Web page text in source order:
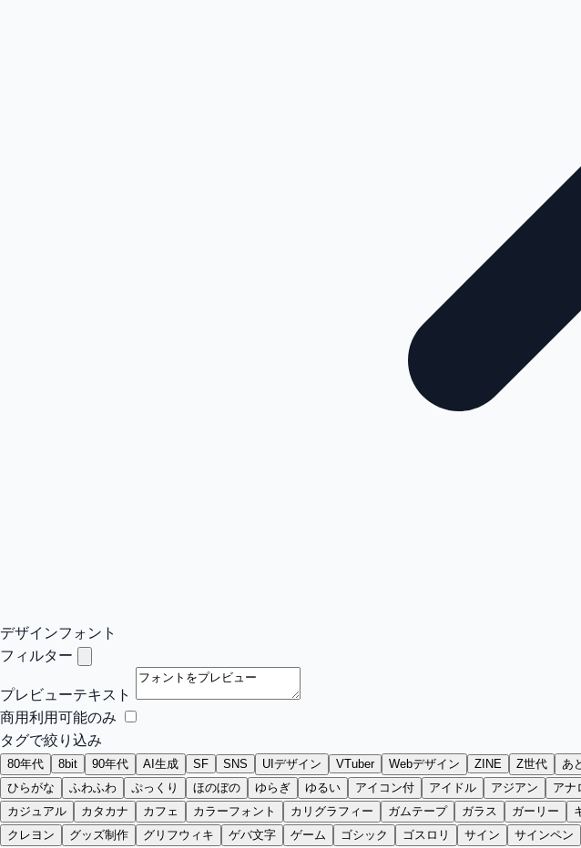
デザインフォント
フィルター
プレビューテキスト
商用利用可能のみ
タグで絞り込み
80年代 8bit 90年代 AI生成 SF SNS UIデザイン VTuber Webデザイン ZINE Z世代 あ
ひらがな
ふわふわ ぷっくり ほのぼの ゆらぎ ゆるい アイコン付 アイドル アジアン アナ
カジュアル
カタカナ カフェ カラーフォント カリグラフィー ガムテープ ガラス ガーリー
クレヨン
グッズ制作 グリフウィキ ゲバ文字 ゲーム ゴシック ゴスロリ サイン サインペン